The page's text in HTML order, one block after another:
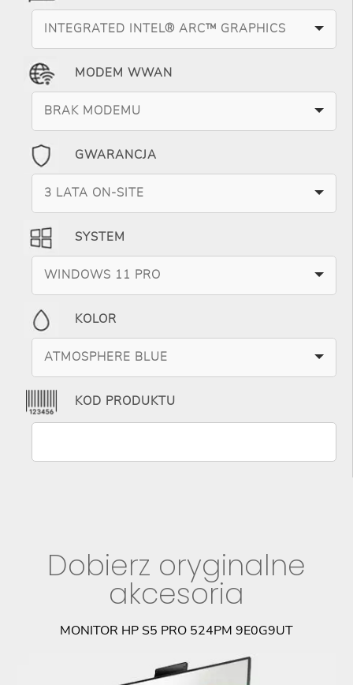
INTEGRATED INTEL® ARC™ GRAPHICS
MODEM WWAN
BRAK MODEMU
GWARANCJA
3 LATA ON-SITE
SYSTEM
WINDOWS 11 PRO
KOLOR
ATMOSPHERE BLUE
KOD PRODUKTU
Dobierz oryginalne
akcesoria
MONITOR HP S5 PRO 524PM 9E0G9UT